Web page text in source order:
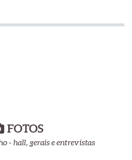
FOTOS
- hall, gerais e entrevistas